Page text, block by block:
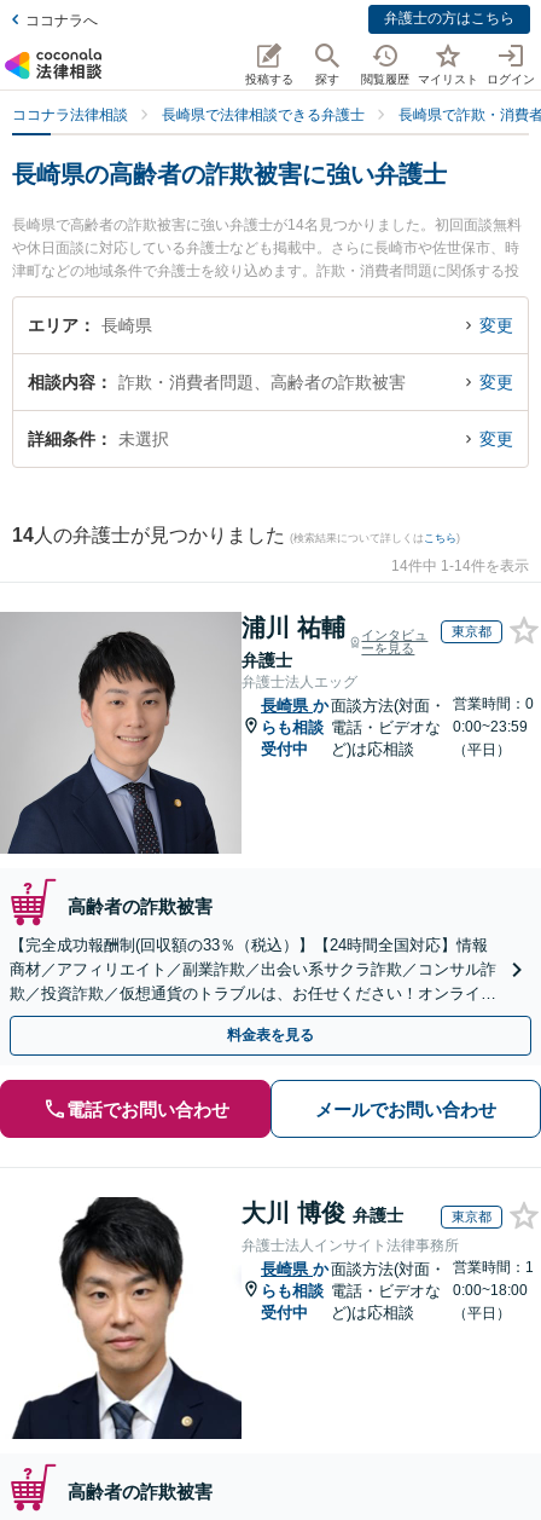
ココナラへ 弁護士の方はこちら
投稿する 探す 閲覧履歴 マイリスト ログイン
ココナラ法律相談 長崎県で法律相談できる弁護士 長崎県で詐欺・消費
長崎県の高齢者の詐欺被害に強い弁護士
長崎県で高齢者の詐欺被害に強い弁護士が14名見つかりました。初回面談無料
や休日面談に対応している弁護士なども掲載中。さらに長崎市や佐世保市、時
津町などの地域条件で弁護士を絞り込めます。詐欺・消費者問題に関係する投
資詐欺や副業詐欺、FX詐欺等の細かな分野での絞り込み検索もでき便利です。
特に弁護士法人大村綜合法律事務所 早岐オフィスの古市 寛弁護士や虎ノ門法律
日や夜間に発生した高齢者の詐欺被害のトラブルを今すぐに弁護士に相談した
い』『高齢者の詐欺被害のトラブル解決の実績豊富な近くの弁護士を検索した
い』『初回相談無料で高齢者の詐欺被害を法律相談できる長崎県内の弁護士に
エリア 長崎県 変更
相談内容 詐欺・消費者問題、高齢者の詐欺被害 変更
詳細条件 未選択 変更
14 人の弁護士が見つかりました (検索結果について詳しくは こちら)
14件中 1-14件を表示
浦川 祐輔
弁護士
インタビュ
ーを見る
東京都
弁護士法人エッグ
長崎県 か
らも相談
受付中
面談方法(対面・
電話・ビデオな
ど)は応相談
営業時間：0
0:00~23:59
（平日）
高齢者の詐欺被害
【完全成功報酬制(回収額の33％（税込）】【24時間全国対応】情報
商材／アフィリエイト／副業詐欺／出会い系サクラ詐欺／コンサル詐
欺／投資詐欺／仮想通貨のトラブルは、お任せください！オンライン
のみで解決も可能！
料金表を見る
電話でお問い合わせ メールでお問い合わせ
大川 博俊 弁護士 東京都
弁護士法人インサイト法律事務所
長崎県 か
らも相談
受付中
面談方法(対面・
電話・ビデオな
ど)は応相談
営業時間：1
0:00~18:00
（平日）
高齢者の詐欺被害